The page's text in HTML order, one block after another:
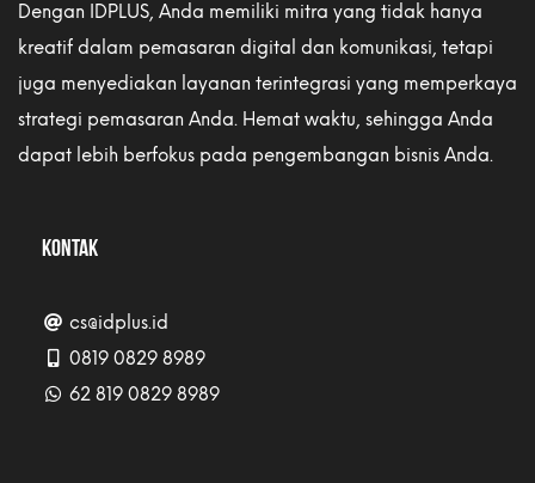
Dengan IDPLUS, Anda memiliki mitra yang tidak hanya
kreatif dalam pemasaran digital dan komunikasi, tetapi
juga menyediakan layanan terintegrasi yang memperkaya
strategi pemasaran Anda. Hemat waktu, sehingga Anda
dapat lebih berfokus pada pengembangan bisnis Anda.
KONTAK
cs@idplus.id
0819 0829 8989
62 819 0829 8989